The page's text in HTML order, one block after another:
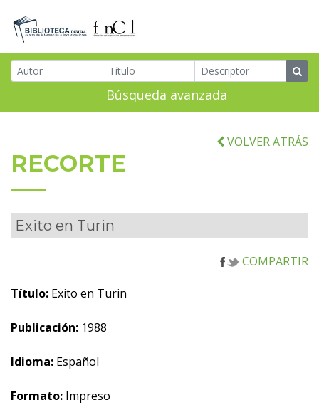
Búsqueda avanzada
VOLVER ATRÁS
RECORTE
Exito en Turin
COMPARTIR
Título: Exito en Turin
Publicación: 1988
Idioma: Español
Formato: Impreso